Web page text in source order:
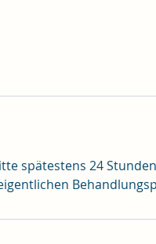
spätestens 24